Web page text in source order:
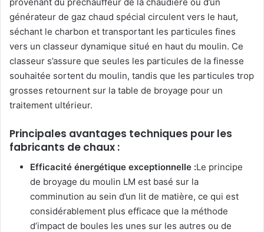
générateur de gaz chaud spécial circulent vers le haut,
séchant le charbon et transportant les particules fines
vers un classeur dynamique situé en haut du moulin. Ce
classeur s’assure que seules les particules de la finesse
souhaitée sortent du moulin, tandis que les particules trop
grosses retournent sur la table de broyage pour un
traitement ultérieur.
Principales avantages techniques pour les
fabricants de chaux :
Efficacité énergétique exceptionnelle :Le principe
de broyage du moulin LM est basé sur la
comminution au sein d’un lit de matière, ce qui est
considérablement plus efficace que la méthode
d’impact de boules les unes sur les autres ou de